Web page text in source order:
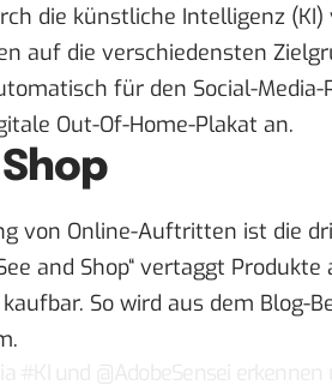
die künstliche Intelligenz
auf die verschiedensten
für den Social-
Out-Of-Home-Plakat an.
von Online-Auftritten ist die
and Shop“ vertaggt
So wird aus dem Blog-